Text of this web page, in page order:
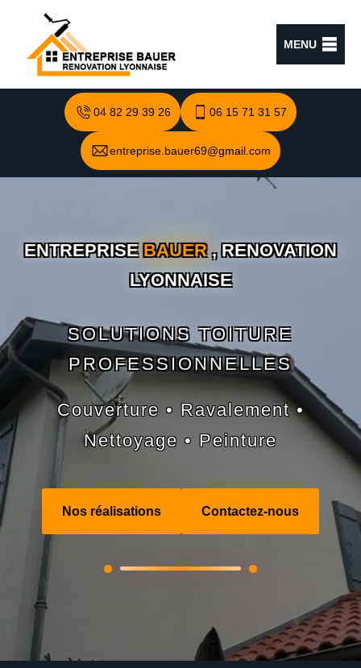
MENU
04 82 29 39 26 06 15 71 31 57
entreprise.bauer69@gmail.com
ENTREPRISEBAUER, RENOVATION
LYONNAISE
SOLUTIONS TOITURE
PROFESSIONNELLES
Couverture • Ravalement •
Nettoyage • Peinture
Nos réalisations Contactez-nous